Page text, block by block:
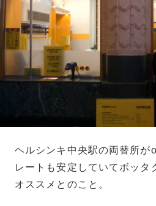
ヘルシンキ中央駅の両替所が
レートも安定していてボッタ
オススメとのこと。